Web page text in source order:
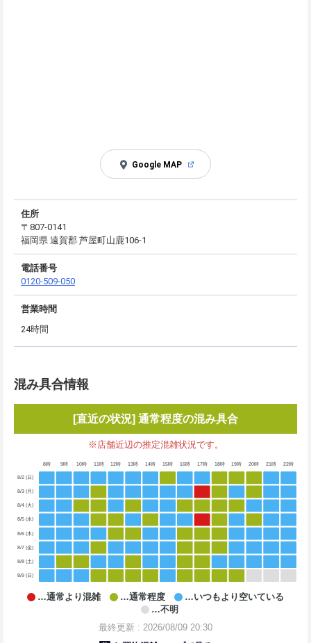
Google MAP
住所
〒807-0141
福岡県 遠賀郡 芦屋町山鹿106-1
電話番号
0120-509-050
営業時間
24時間
混み具合情報